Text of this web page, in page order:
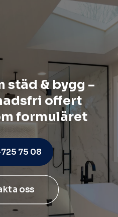
städ & bygg –
offert
formuläret
75 08
oss